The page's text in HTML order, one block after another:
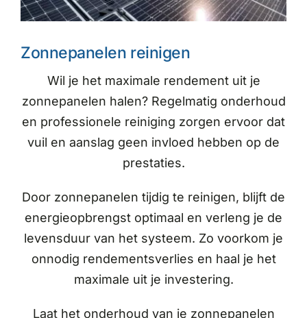
Zonnepanelen reinigen
Wil je het maximale rendement uit je
zonnepanelen halen? Regelmatig onderhoud
en professionele reiniging zorgen ervoor dat
vuil en aanslag geen invloed hebben op de
prestaties.
Door zonnepanelen tijdig te reinigen, blijft de
energieopbrengst optimaal en verleng je de
levensduur van het systeem. Zo voorkom je
onnodig rendementsverlies en haal je het
maximale uit je investering.
Laat het onderhoud van je zonnepanelen